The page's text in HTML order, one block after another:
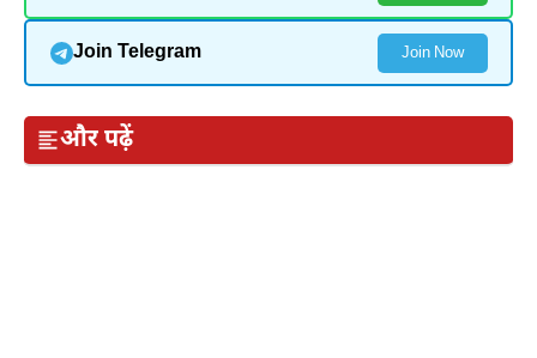
Join Telegram Join Now
और पढ़ें